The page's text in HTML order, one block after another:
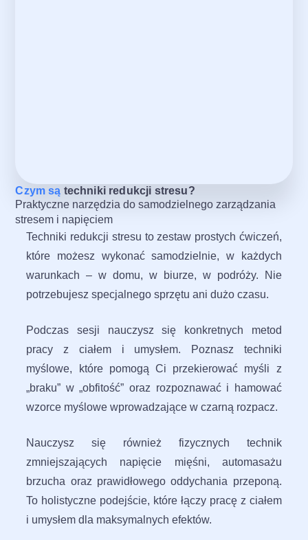
Czym są techniki redukcji stresu?
Praktyczne narzędzia do samodzielnego zarządzania
stresem i napięciem
Techniki redukcji stresu to zestaw prostych ćwiczeń,
które możesz wykonać samodzielnie, w każdych
warunkach – w domu, w biurze, w podróży. Nie
potrzebujesz specjalnego sprzętu ani dużo czasu.
Podczas sesji nauczysz się konkretnych metod
pracy z ciałem i umysłem. Poznasz techniki
myślowe, które pomogą Ci przekierować myśli z
„braku” w „obfitość” oraz rozpoznawać i hamować
wzorce myślowe wprowadzające w czarną rozpacz.
Nauczysz się również fizycznych technik
zmniejszających napięcie mięśni, automasażu
brzucha oraz prawidłowego oddychania przeponą.
To holistyczne podejście, które łączy pracę z ciałem
i umysłem dla maksymalnych efektów.